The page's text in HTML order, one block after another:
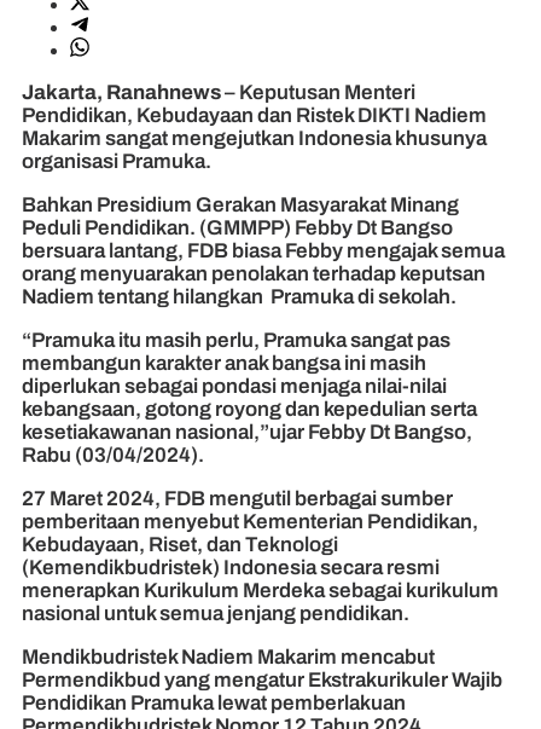
Jakarta, Ranahnews– Keputusan Menteri
Pendidikan, Kebudayaan dan Ristek DIKTI Nadiem
Makarim sangat mengejutkan Indonesia khusunya
organisasi Pramuka.
Bahkan Presidium Gerakan Masyarakat Minang
Peduli Pendidikan. (GMMPP) Febby Dt Bangso
bersuara lantang, FDB biasa Febby mengajak semua
orang menyuarakan penolakan terhadap keputsan
Nadiem tentang hilangkan Pramuka di sekolah.
“Pramuka itu masih perlu, Pramuka sangat pas
membangun karakter anak bangsa ini masih
diperlukan sebagai pondasi menjaga nilai-nilai
kebangsaan, gotong royong dan kepedulian serta
kesetiakawanan nasional,”ujar Febby Dt Bangso,
Rabu (03/04/2024).
27 Maret 2024, FDB mengutil berbagai sumber
pemberitaan menyebut Kementerian Pendidikan,
Kebudayaan, Riset, dan Teknologi
(Kemendikbudristek) Indonesia secara resmi
menerapkan Kurikulum Merdeka sebagai kurikulum
nasional untuk semua jenjang pendidikan.
Mendikbudristek Nadiem Makarim mencabut
Permendikbud yang mengatur Ekstrakurikuler Wajib
Pendidikan Pramuka lewat pemberlakuan